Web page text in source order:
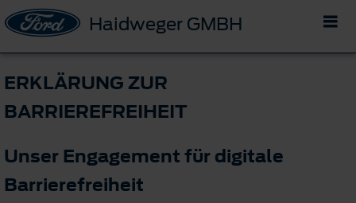
Haidweger GMBH
ERKLÄRUNG ZUR
BARRIEREFREIHEIT
Unser Engagement für digitale
Barrierefreiheit